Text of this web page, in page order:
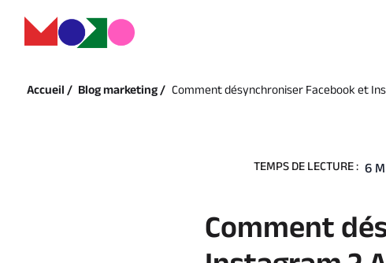
Accueil / Blog marketing / Comment désynchroniser Facebook et
TEMPS DE LECTURE : 6
Comment